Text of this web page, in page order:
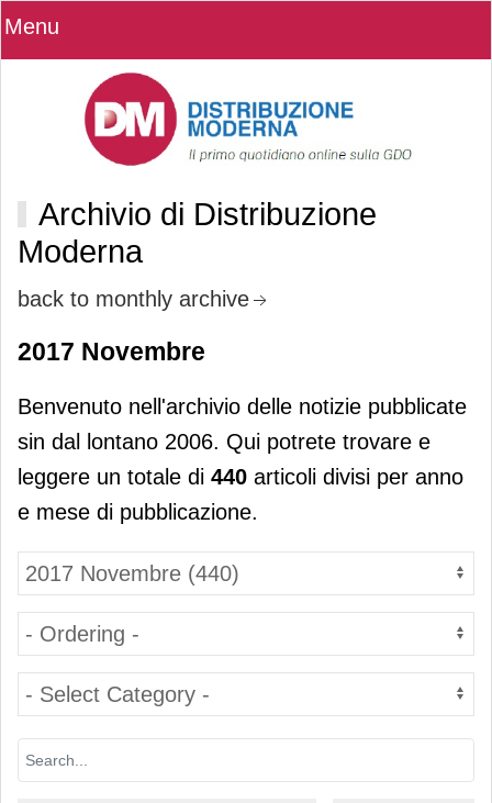
Menu
Archivio di Distribuzione
Moderna
back to monthly archive
2017 Novembre
Benvenuto nell'archivio delle notizie pubblicate
sin dal lontano 2006. Qui potrete trovare e
leggere un totale di 440 articoli divisi per anno
e mese di pubblicazione.